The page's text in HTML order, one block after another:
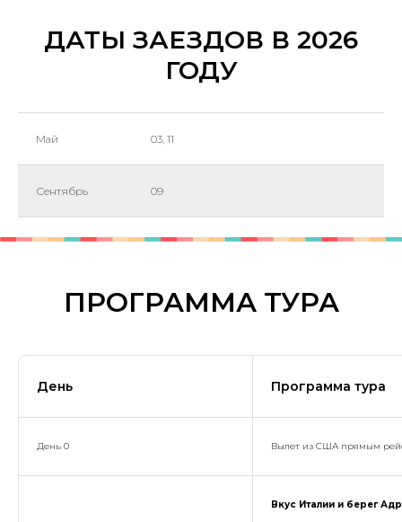
ДАТЫ ЗАЕЗДОВ В 2026
ГОДУ
Май 03, 11
Сентябрь 09
ПРОГРАММА ТУРА
День Программа тура
День 0 Вылет из США прямым
Вкус Италии и берег